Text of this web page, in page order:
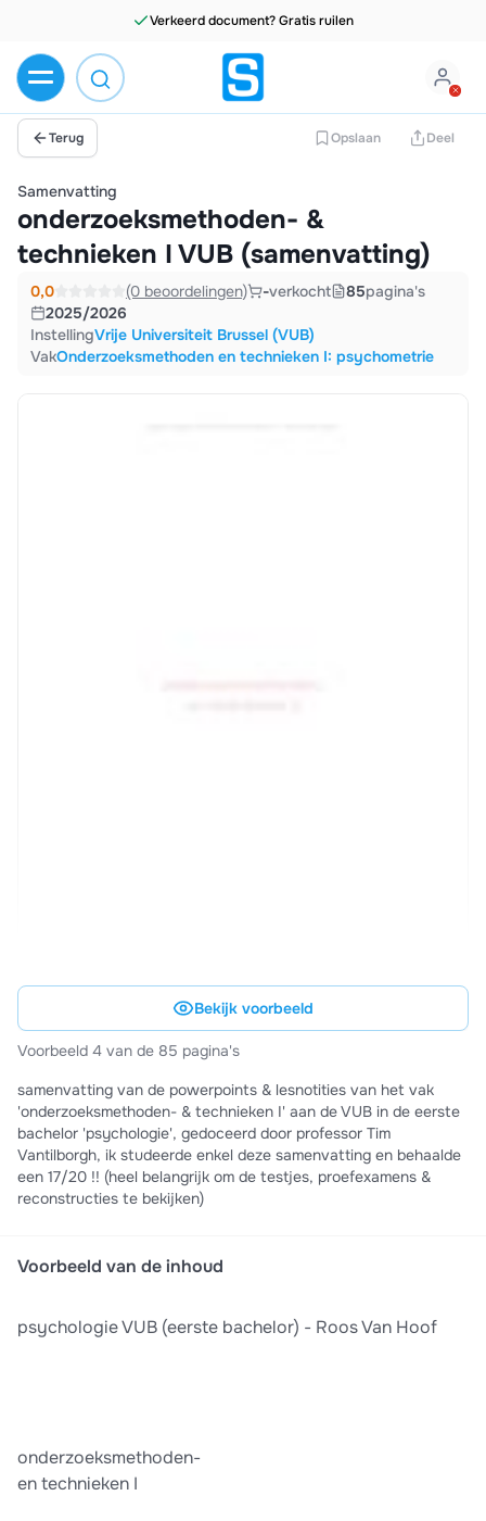
Terug Opslaan Deel
Samenvatting
onderzoeksmethoden- &
technieken I VUB (samenvatting)
0,0 (0 beoordelingen) -verkocht 85pagina's
2025/2026
InstellingVrije Universiteit Brussel (VUB)
VakOnderzoeksmethoden en technieken I: psychometrie
Bekijk voorbeeld
Voorbeeld 4 van de 85 pagina's
samenvatting van de powerpoints & lesnotities van het vak
'onderzoeksmethoden- & technieken I' aan de VUB in de eerste
bachelor 'psychologie', gedoceerd door professor Tim
Vantilborgh, ik studeerde enkel deze samenvatting en behaalde
een 17/20 !! (heel belangrijk om de testjes, proefexamens &
reconstructies te bekijken)
Voorbeeld van de inhoud
psychologie VUB (eerste bachelor) - Roos Van Hoof
onderzoeksmethoden-
en technieken I